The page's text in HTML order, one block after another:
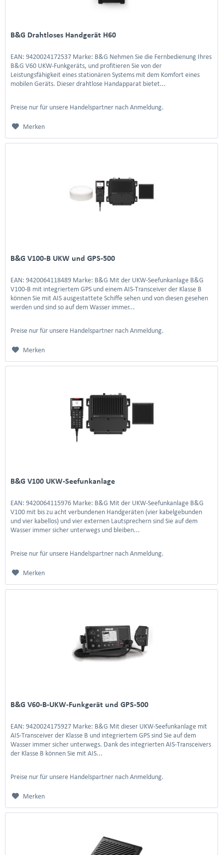
B&G Drahtloses Handgerät H60
EAN: 9420024172537 Marke: B&G Nehmen Sie die Fernbedienung Ihres
B&G V60 UKW-Funkgeräts, und profitieren Sie von der
Leistungsfähigkeit eines stationären Systems mit dem Komfort eines
mobilen Geräts. Dieser drahtlose Handapparat bietet...
Preise nur für unsere Handelspartner nach Anmeldung.
Merken
B&G V100-B UKW und GPS-500
EAN: 9420064118489 Marke: B&G Mit der UKW-Seefunkanlage B&G
V100-B mit integriertem GPS und einem AIS-Transceiver der Klasse B
können Sie mit AIS ausgestattete Schiffe sehen und von diesen gesehen
werden und sind so auf dem Wasser immer...
Preise nur für unsere Handelspartner nach Anmeldung.
Merken
B&G V100 UKW-Seefunkanlage
EAN: 9420064115976 Marke: B&G Mit der UKW-Seefunkanlage B&G
V100 mit bis zu acht verbundenen Handgeräten (vier kabelgebunden
und vier kabellos) und vier externen Lautsprechern sind Sie auf dem
Wasser immer sicher unterwegs und bleiben...
Preise nur für unsere Handelspartner nach Anmeldung.
Merken
B&G V60-B-UKW-Funkgerät und GPS-500
EAN: 9420024175927 Marke: B&G Mit dieser UKW-Seefunkanlage mit
AIS-Transceiver der Klasse B und integriertem GPS sind Sie auf dem
Wasser immer sicher unterwegs. Dank des integrierten AIS-Transceivers
der Klasse B können Sie mit AIS...
Preise nur für unsere Handelspartner nach Anmeldung.
Merken